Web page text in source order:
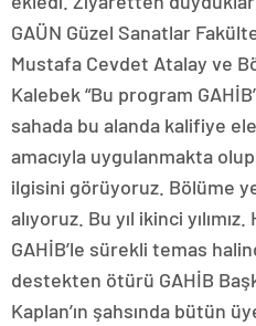
GAÜN Güzel Sanatlar
Mustafa Cevdet Atalay ve
Kalebek “Bu program
sahada bu alanda kalifiye
amacıyla uygulanmakta
ilgisini görüyoruz. Bölüme
alıyoruz. Bu yıl ikinci
GAHİB’le sürekli temas
destekten ötürü GAHİB
Kaplan’ın şahsında bütün